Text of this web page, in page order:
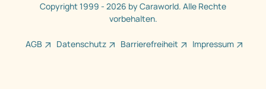
Copyright 1999 - 2026 by Caraworld. Alle Rechte
vorbehalten.
AGB Datenschutz Barrierefreiheit Impressum